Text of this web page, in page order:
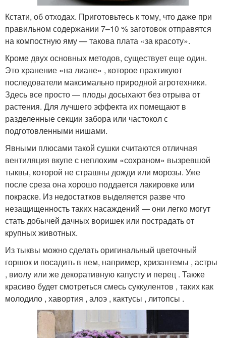
Кстати, об отходах. Приготовьтесь к тому, что даже при
правильном содержании 7–10 % заготовок отправятся
на компостную яму — такова плата «за красоту».
Кроме двух основных методов, существует еще один.
Это хранение «на лиане» , которое практикуют
последователи максимально природной агротехники.
Здесь все просто — плоды досыхают без отрыва от
растения. Для лучшего эффекта их помещают в
разделенные секции забора или частокол с
подготовленными нишами.
Явными плюсами такой сушки считаются отличная
вентиляция вкупе с неплохим «сохраном» вызревшой
тыквы, которой не страшны дожди или морозы. Уже
после среза она хорошо поддается лакировке или
покраске. Из недостатков выделяется разве что
незащищенность таких насаждений — они легко могут
стать добычей дачных воришек или пострадать от
крупных животных.
Из тыквы можно сделать оригинальный цветочный
горшок и посадить в нем, например, хризантемы , астры
, виолу или же декоративную капусту и перец . Также
красиво будет смотреться смесь суккулентов , таких как
молодило , хавортия , алоэ , кактусы , литопсы .